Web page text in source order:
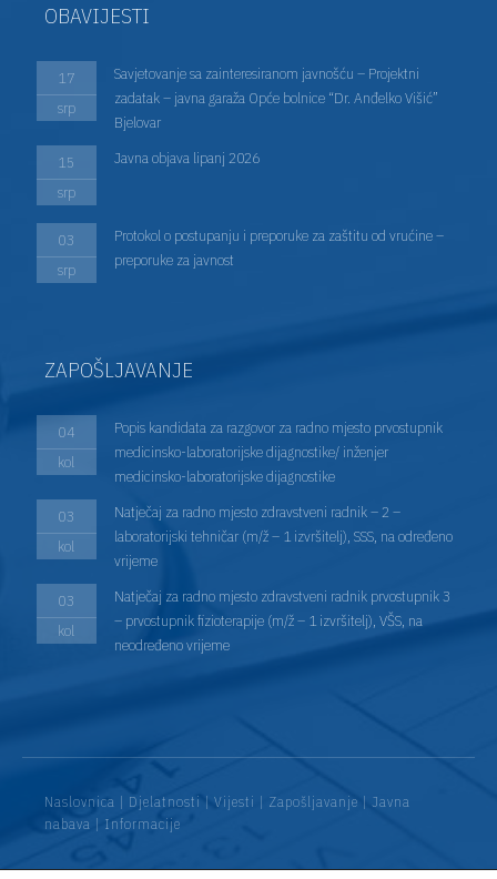
OBAVIJESTI
17
srp
Savjetovanje sa zainteresiranom javnošću – Projektni
zadatak – javna garaža Opće bolnice “Dr. Anđelko Višić”
Bjelovar
15
srp
Javna objava lipanj 2026
03
srp
Protokol o postupanju i preporuke za zaštitu od vrućine –
preporuke za javnost
ZAPOŠLJAVANJE
04
kol
Popis kandidata za razgovor za radno mjesto prvostupnik
medicinsko-laboratorijske dijagnostike/ inženjer
medicinsko-laboratorijske dijagnostike
03
kol
Natječaj za radno mjesto zdravstveni radnik – 2 –
laboratorijski tehničar (m/ž – 1 izvršitelj), SSS, na određeno
vrijeme
03
kol
Natječaj za radno mjesto zdravstveni radnik prvostupnik 3
– prvostupnik fizioterapije (m/ž – 1 izvršitelj), VŠS, na
neodređeno vrijeme
Naslovnica | Djelatnosti | Vijesti | Zapošljavanje | Javna
nabava | Informacije